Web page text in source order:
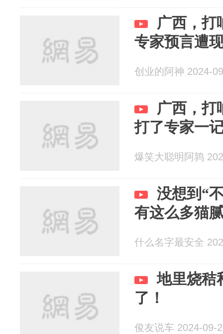
广西，打
专家预言遭
创业的阿神 2024-
广西，打
打了专家一
爆笑大聪明阿鹑
没想到“
有这么多猫
什么名字最安全
地里烧秸
了！
俊友说车 2024-09-